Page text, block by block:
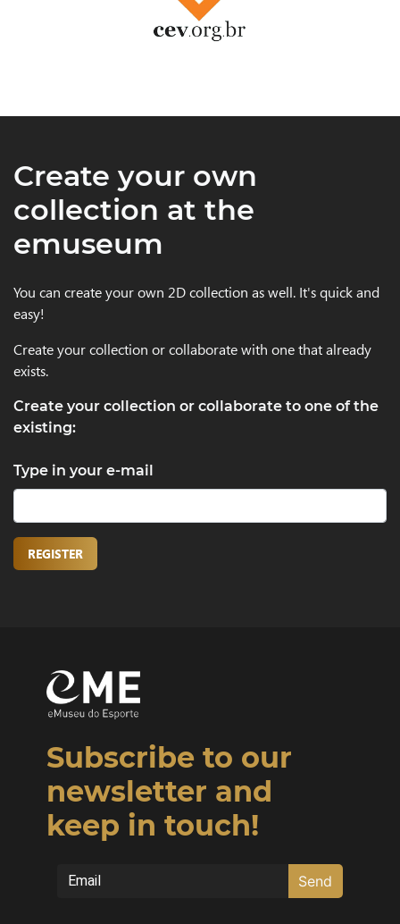
Create your own
collection at the
emuseum
You can create your own 2D collection as well. It's quick and
easy!
Create your collection or collaborate with one that already
exists.
Create your collection or collaborate to one of the
existing:
Type in your e-mail
REGISTER
Subscribe to our
newsletter and
keep in touch!
Send